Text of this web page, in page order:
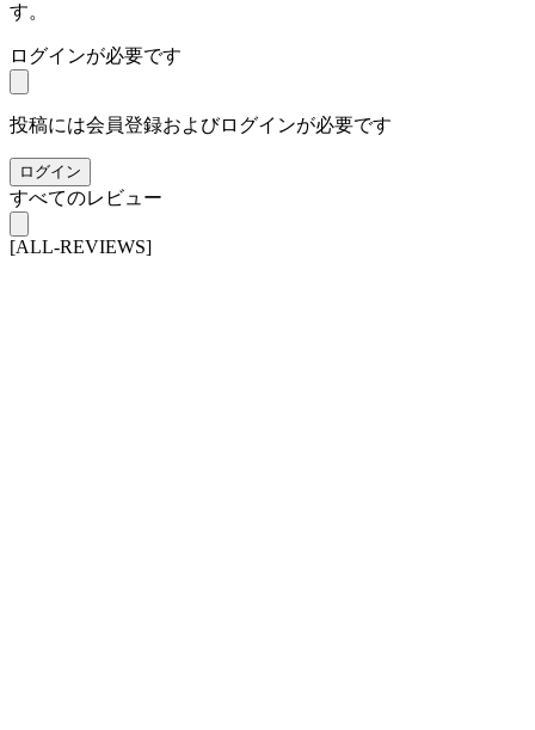
す。
ログインが必要です
投稿には会員登録およびログインが必要です
ログイン
すべてのレビュー
[ALL-REVIEWS]